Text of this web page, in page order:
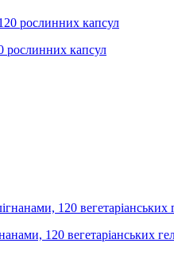
рослинних капсул
120 вегетаріанських